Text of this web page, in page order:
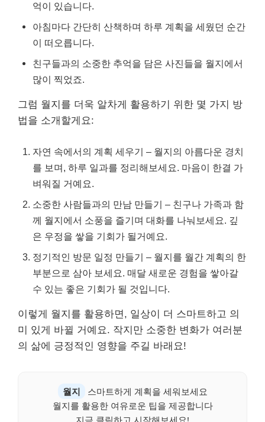
억이 있습니다.
아침마다 간단히 산책하며 하루 계획을 세웠던 순간
이 떠오릅니다.
친구들과의 소중한 추억을 담은 사진들을 월지에서
많이 찍었죠.
그럼 월지를 더욱 알차게 활용하기 위한 몇 가지 방
법을 소개할게요:
자연 속에서의 계획 세우기 – 월지의 아름다운 경치
를 보며, 하루 일과를 정리해보세요. 마음이 한결 가
벼워질 거예요.
소중한 사람들과의 만남 만들기 – 친구나 가족과 함
께 월지에서 소풍을 즐기며 대화를 나눠보세요. 깊
은 우정을 쌓을 기회가 될거예요.
정기적인 방문 일정 만들기 – 월지를 월간 계획의 한
부분으로 삼아 보세요. 매달 새로운 경험을 쌓아갈
수 있는 좋은 기회가 될 것입니다.
이렇게 월지를 활용하면, 일상이 더 스마트하고 의
미 있게 바뀔 거예요. 작지만 소중한 변화가 여러분
의 삶에 긍정적인 영향을 주길 바래요!
월지
스마트하게 계획을 세워보세요
월지를 활용한 여유로운 팁을 제공합니다
지금 클릭하고 시작해보세요!